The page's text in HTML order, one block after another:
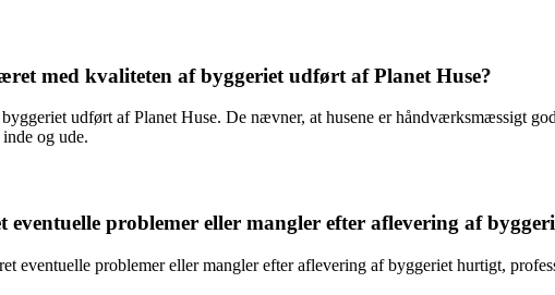
med kvaliteten af byggeriet udført af Planet Huse?
udført af Planet Huse. De nævner, at husene er håndværksmæssigt
og ude.
problemer eller mangler efter aflevering af
eventuelle problemer eller mangler efter aflevering af byggeriet hurtigt,